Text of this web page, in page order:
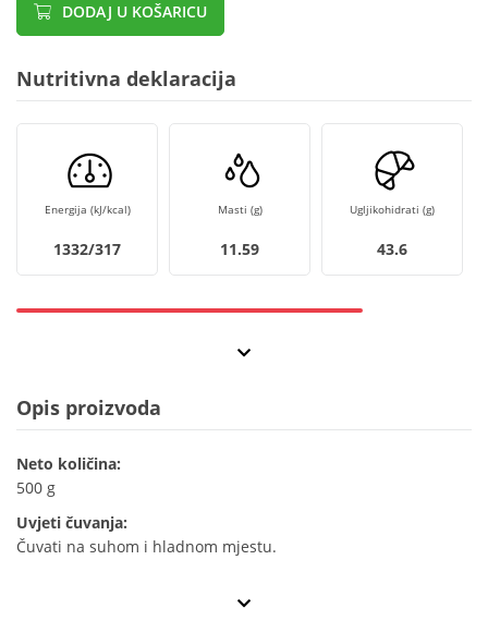
DODAJ U KOŠARICU
Nutritivna deklaracija
Energija (kJ/kcal)
1332/317
Masti (g)
11.59
Ugljikohidrati (g)
43.6
Opis proizvoda
Neto količina:
500 g
Uvjeti čuvanja:
Čuvati na suhom i hladnom mjestu.